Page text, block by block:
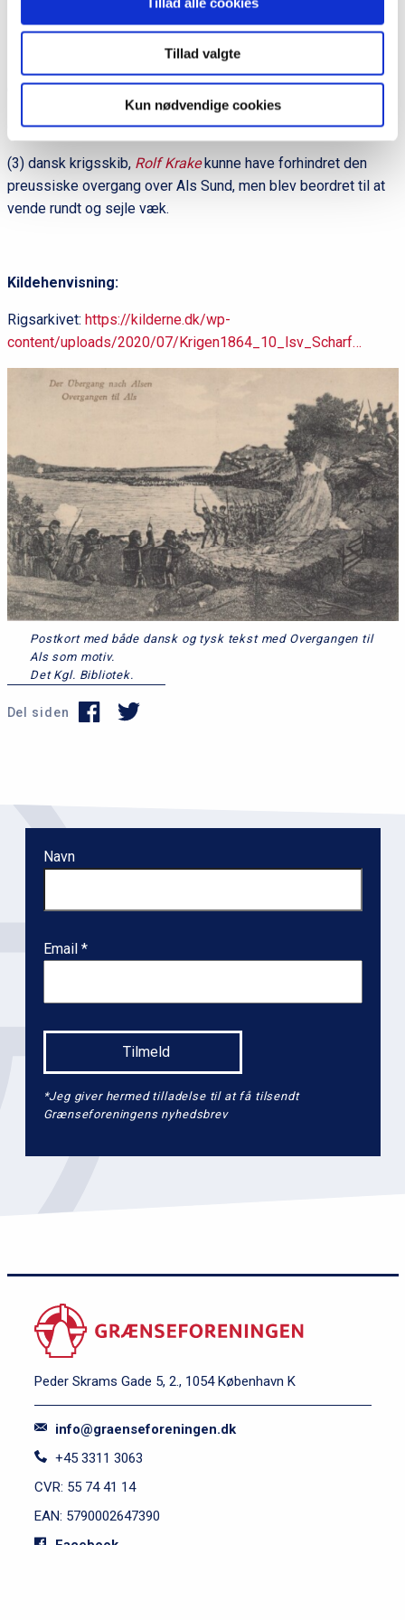
Tillad valgte
Kun nødvendige cookies
(1) P.F. Steinmann (1812-1894)
(2) orlogskaptajn Hans P. Rothe (1813-1905)
(3) dansk krigsskib, Rolf Krakekunne have forhindret den
preussiske overgang over Als Sund, men blev beordret til at
vende rundt og sejle væk.
Kildehenvisning:
Rigsarkivet: https://kilderne.dk/wp-
content/uploads/2020/07/Krigen1864_10_lsv_Scharf…
Postkort med både dansk og tysk tekst med Overgangen til
Als som motiv.
Det Kgl. Bibliotek.
Del siden
Navn
Email
*Jeg giver hermed tilladelse til at få tilsendt
Grænseforeningens nyhedsbrev
Peder Skrams Gade 5, 2., 1054 København K
info@graenseforeningen.dk
+45 3311 3063
CVR: 55 74 41 14
EAN: 5790002647390
Facebook